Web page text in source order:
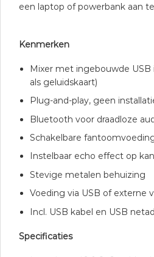
een laptop of powerbank aan
Kenmerken
Mixer met ingebouwde
als geluidskaart)
Plug-and-play, geen
Bluetooth voor draadloze
Schakelbare
Instelbaar echo effect op
Stevige metalen behuizing
Voeding via USB of externe
Incl. USB kabel en USB
Specificaties